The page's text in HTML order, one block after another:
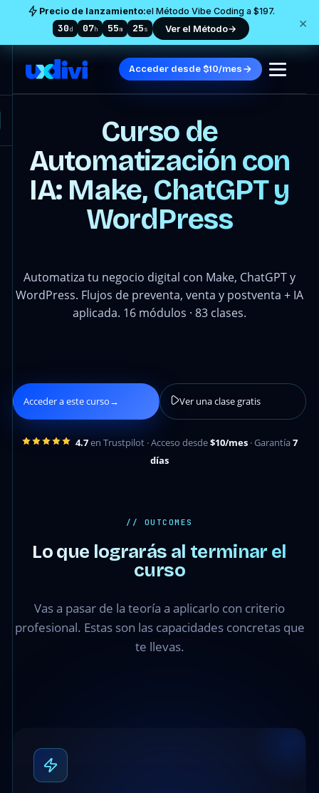
Precio de lanzamiento:el Método Vibe Coding a $197.
30d 07h 55m 21s Ver el Método→ ×
Acceder desde $10/mes
Curso de
Automatización con
IA: Make, ChatGPT y
WordPress
Automatiza tu negocio digital con Make, ChatGPT y
WordPress. Flujos de preventa, venta y postventa + IA
aplicada. 16 módulos · 83 clases.
Acceder a este curso→ Ver una clase gratis
4.7en Trustpilot · Acceso desde$10/mes · Garantía7
días
// OUTCOMES
Lo que lograrás al terminar el
curso
Vas a pasar de la teoría a aplicarlo con criterio
profesional. Estas son las capacidades concretas que
te llevas.